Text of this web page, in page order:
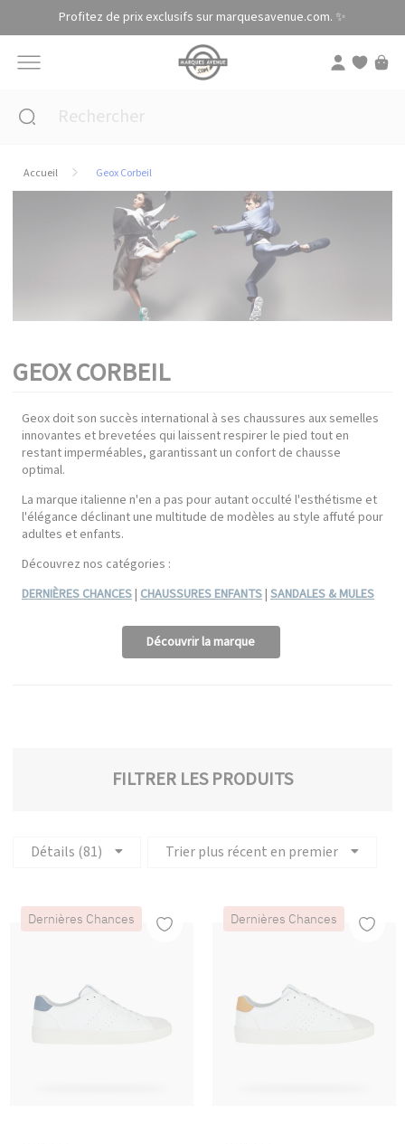
Profitez de prix exclusifs sur marquesavenue.com. ✨
Accueil Geox Corbeil
GEOX CORBEIL
Geox doit son succès international à ses chaussures aux semelles
innovantes et brevetées qui laissent respirer le pied tout en
restant imperméables, garantissant un confort de chausse
optimal.
La marque italienne n'en a pas pour autant occulté l'esthétisme et
l'élégance déclinant une multitude de modèles au style affuté pour
adultes et enfants.
Découvrez nos catégories :
DERNIÈRES CHANCES| CHAUSSURES ENFANTS| SANDALES & MULES
Découvrir la marque
FILTRER LES PRODUITS
Détails (81) Trier plus récent en premier
Dernières Chances Dernières Chances
Panneau de gestion des cookies